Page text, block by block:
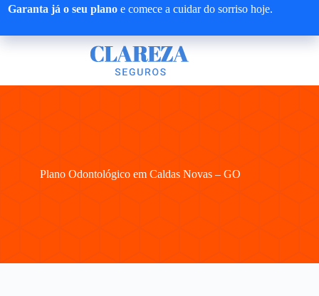
Pular
Garanta já o seu plano e comece a cuidar do sorriso hoje.
Plano Odontológico em Caldas Novas – GO